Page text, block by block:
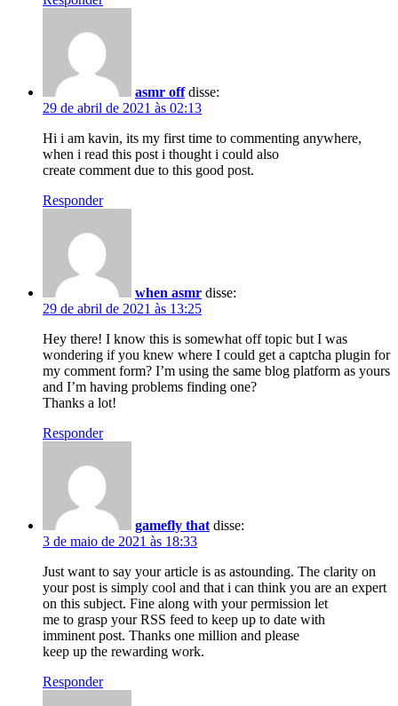
asmr off disse:
29 de abril de 2021 às 02:13
Hi i am kavin, its my first time to commenting anywhere,
when i read this post i thought i could also
create comment due to this good post.
Responder
when asmr disse:
29 de abril de 2021 às 13:25
Hey there! I know this is somewhat off topic but I was
wondering if you knew where I could get a captcha plugin for
my comment form? I’m using the same blog platform as yours
and I’m having problems finding one?
Thanks a lot!
Responder
gamefly that disse:
3 de maio de 2021 às 18:33
Just want to say your article is as astounding. The clarity on
your post is simply cool and that i can think you are an expert
on this subject. Fine along with your permission let
me to grasp your RSS feed to keep up to date with
imminent post. Thanks one million and please
keep up the rewarding work.
Responder